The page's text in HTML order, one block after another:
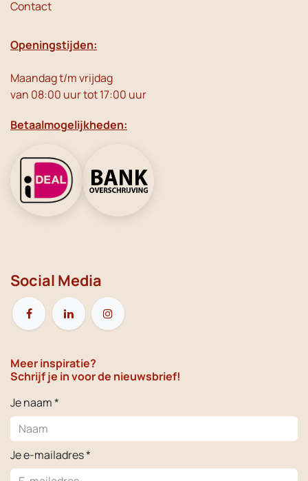
Contact
Openingstijden:
Maandag t/m vrijdag
van 08:00 uur tot 17:00 uur
Betaalmogelijkheden:
Social Media
Meer inspiratie?
Schrijf je in voor de nieuwsbrief!
Je naam *
Je e-mailadres *